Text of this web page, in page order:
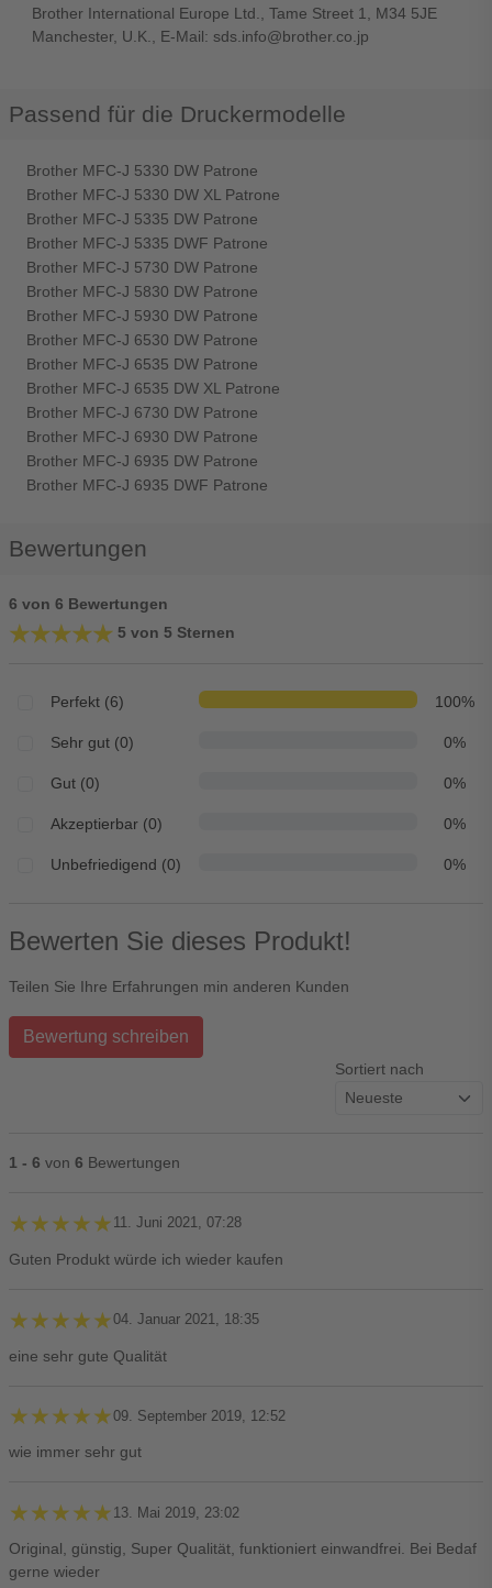
Brother International Europe Ltd., Tame Street 1, M34 5JE
Manchester, U.K., E-Mail: sds.info@brother.co.jp
Passend für die Druckermodelle
Brother MFC-J 5330 DW Patrone
Brother MFC-J 5330 DW XL Patrone
Brother MFC-J 5335 DW Patrone
Brother MFC-J 5335 DWF Patrone
Brother MFC-J 5730 DW Patrone
Brother MFC-J 5830 DW Patrone
Brother MFC-J 5930 DW Patrone
Brother MFC-J 6530 DW Patrone
Brother MFC-J 6535 DW Patrone
Brother MFC-J 6535 DW XL Patrone
Brother MFC-J 6730 DW Patrone
Brother MFC-J 6930 DW Patrone
Brother MFC-J 6935 DW Patrone
Brother MFC-J 6935 DWF Patrone
Bewertungen
6 von 6 Bewertungen
★★★★★
★★★★★ 5 von 5 Sternen
Perfekt (6) 100%
Sehr gut (0) 0%
Gut (0) 0%
Akzeptierbar (0) 0%
Unbefriedigend (0) 0%
Bewerten Sie dieses Produkt!
Teilen Sie Ihre Erfahrungen min anderen Kunden
Bewertung schreiben
Sortiert nach
1 - 6 von 6 Bewertungen
★★★★★
★★★★★ 11. Juni 2021, 07:28
Guten Produkt würde ich wieder kaufen
★★★★★
★★★★★04. Januar 2021, 18:35
eine sehr gute Qualität
★★★★★
★★★★★09. September 2019, 12:52
wie immer sehr gut
★★★★★
★★★★★ 13. Mai 2019, 23:02
Original, günstig, Super Qualität, funktioniert einwandfrei. Bei Bedaf
gerne wieder